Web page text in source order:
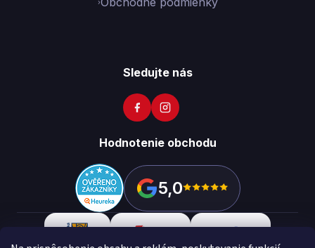
Sledujte nás
Hodnotenie obchodu
5,0